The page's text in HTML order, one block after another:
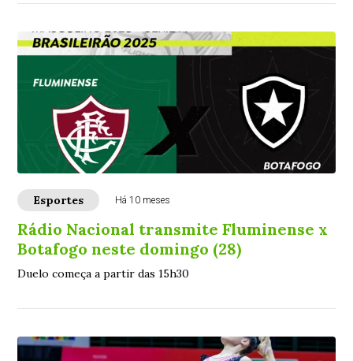
Esportes Há 10 meses
Rádio Nacional transmite Fluminense x
Botafogo neste domingo (28)
Duelo começa a partir das 15h30